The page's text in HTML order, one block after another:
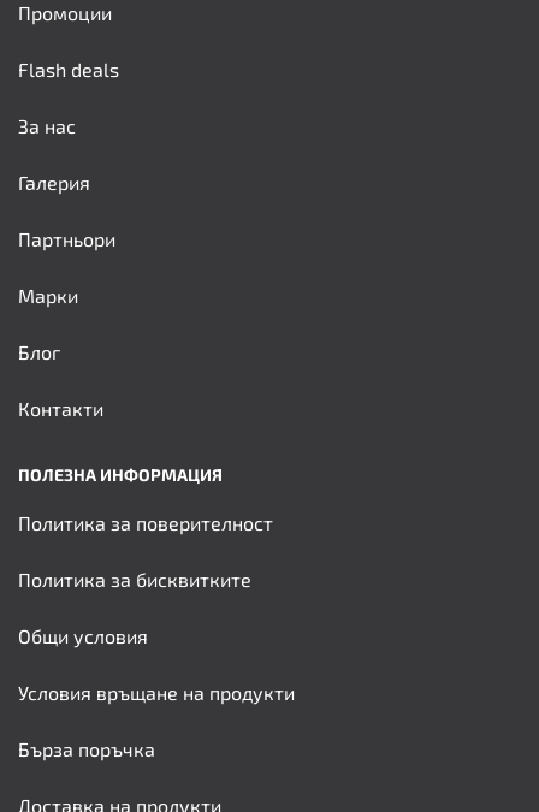
Промоции
Flash deals
За нас
Галерия
Партньори
Марки
Блог
Контакти
ПОЛЕЗНА ИНФОРМАЦИЯ
Политика за поверителност
Политика за бисквитките
Общи условия
Условия връщане на продукти
Бърза поръчка
Доставка на продукти